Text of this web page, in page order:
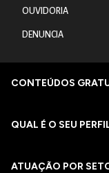
OUVIDORIA
DENUNCIA
CONTEÚDOS
QUAL É O SEU
ATUAÇÃO POR